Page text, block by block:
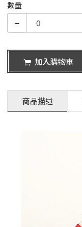
數量
加入購物車
商品描述